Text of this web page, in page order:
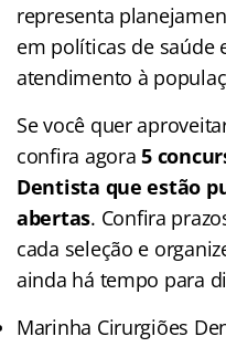
representa
em políticas de saúde
atendimento à
Se você quer
confira agora5
Dentista que estão
abertas. Confira
cada seleção e
ainda há tempo para
Marinha Cirurgiões